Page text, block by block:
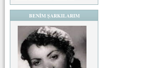
BENİM ŞARKILARIM